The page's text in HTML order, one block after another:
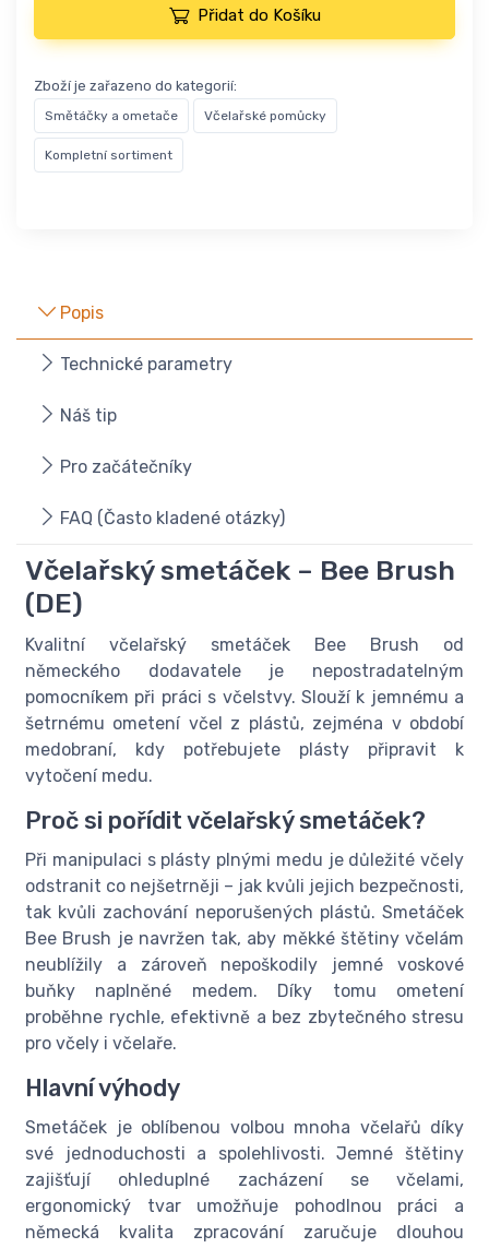
Přidat do Košíku
Zboží je zařazeno do kategorií:
Smětáčky a ometače Včelařské pomůcky
Kompletní sortiment
Popis
Technické parametry
Náš tip
Pro začátečníky
FAQ (Často kladené otázky)
Včelařský smetáček – Bee Brush
(DE)
Kvalitní včelařský smetáček Bee Brush od
německého dodavatele je nepostradatelným
pomocníkem při práci s včelstvy. Slouží k jemnému a
šetrnému ometení včel z plástů, zejména v období
medobraní, kdy potřebujete plásty připravit k
vytočení medu.
Proč si pořídit včelařský smetáček?
Při manipulaci s plásty plnými medu je důležité včely
odstranit co nejšetrněji – jak kvůli jejich bezpečnosti,
tak kvůli zachování neporušených plástů. Smetáček
Bee Brush je navržen tak, aby měkké štětiny včelám
neublížily a zároveň nepoškodily jemné voskové
buňky naplněné medem. Díky tomu ometení
proběhne rychle, efektivně a bez zbytečného stresu
pro včely i včelaře.
Hlavní výhody
Smetáček je oblíbenou volbou mnoha včelařů díky
své jednoduchosti a spolehlivosti. Jemné štětiny
zajišťují ohleduplné zacházení se včelami,
ergonomický tvar umožňuje pohodlnou práci a
německá kvalita zpracování zaručuje dlouhou